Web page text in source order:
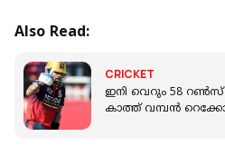
Also Read:
CRICKET
ഇനി വെറും 58
കാത്ത് വമ്പൻ